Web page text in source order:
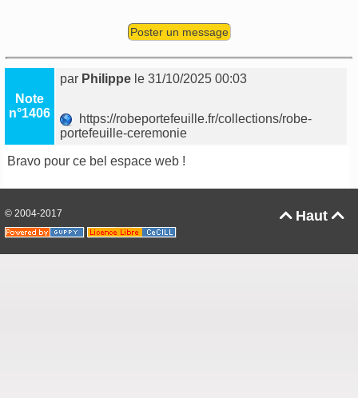
Poster un message
Note
n°1406
par Philippe le 31/10/2025 00:03
https://robeportefeuille.fr/collections/robe-
portefeuille-ceremonie
Bravo pour ce bel espace web !
Haut 
© 2004-2017